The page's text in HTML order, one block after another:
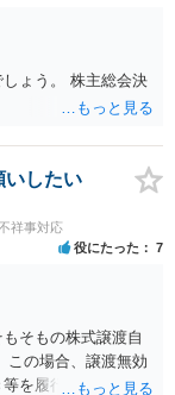
ょう。 株主総会決
いしたい
祥事対応
役にたった 7
そもの株式譲渡自
この場合、譲渡無効
を履行していく必